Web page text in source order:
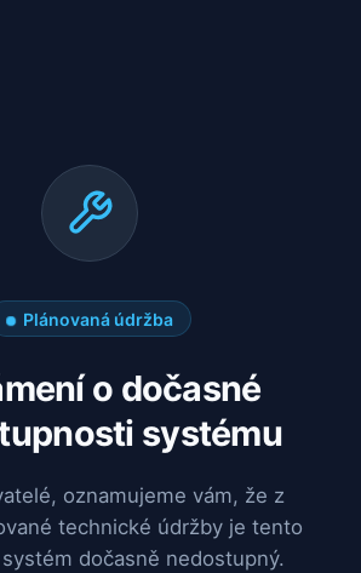
Plánovaná údržba
o dočasné
systému
oznamujeme vám, že z
technické údržby je tento
dočasně nedostupný.